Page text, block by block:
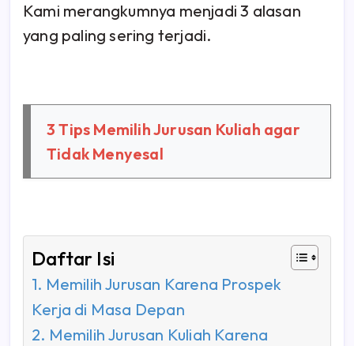
Kami merangkumnya menjadi 3 alasan
yang paling sering terjadi.
3 Tips Memilih Jurusan Kuliah agar
Tidak Menyesal
Daftar Isi
1. Memilih Jurusan Karena Prospek
Kerja di Masa Depan
2. Memilih Jurusan Kuliah Karena